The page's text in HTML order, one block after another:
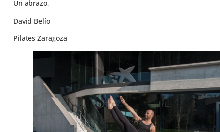
Un abrazo,
David Belío
Pilates Zaragoza